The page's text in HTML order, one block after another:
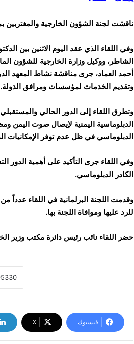
ناقشت لجنة الشؤون الخارجية والمغتربين
وفي اللقاء الذي عقد اليوم الاثنين بين
الشاطر، ووكيل وزارة الخارجية للشؤون
أحمد العماد، جرى مناقشة نشاط المعهد
وتقديم الخدمات لمؤسسات ومرافق الدولة.
وتطرق اللقاء إلى الدور الحالي
الدبلوماسية اليمنية لإيصال صوت اليمن
الدبلوماسي في ظل عدم توفر الإمكانيات
وفي اللقاء جرى التأكيد على أهمية الدور
الكادر الدبلوماسي.
وقدمت اللجنة البرلمانية في اللقاء
للرد عليها وموافاة اللجنة بها.
حضر اللقاء نائب رئيس دائرة مكتب وزير
فيسبوك ‫X